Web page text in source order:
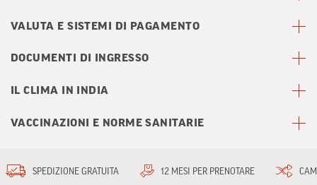
VALUTA E SISTEMI DI PAGAMENTO
DOCUMENTI DI INGRESSO
IL CLIMA IN INDIA
VACCINAZIONI E NORME SANITARIE
SPEDIZIONE GRATUITA 12 MESI PER PRENOTARE